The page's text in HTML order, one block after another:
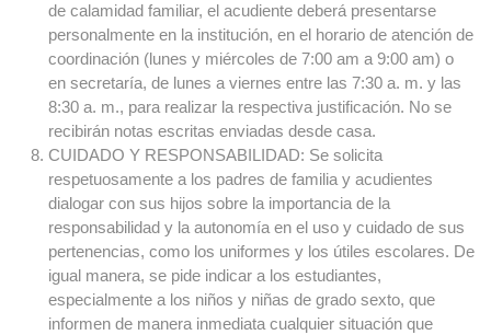
de calamidad familiar, el acudiente deberá presentarse
personalmente en la institución, en el horario de atención de
coordinación (lunes y miércoles de 7:00 am a 9:00 am) o
en secretaría, de lunes a viernes entre las 7:30 a. m. y las
8:30 a. m., para realizar la respectiva justificación. No se
recibirán notas escritas enviadas desde casa.
CUIDADO Y RESPONSABILIDAD: Se solicita
respetuosamente a los padres de familia y acudientes
dialogar con sus hijos sobre la importancia de la
responsabilidad y la autonomía en el uso y cuidado de sus
pertenencias, como los uniformes y los útiles escolares. De
igual manera, se pide indicar a los estudiantes,
especialmente a los niños y niñas de grado sexto, que
informen de manera inmediata cualquier situación que